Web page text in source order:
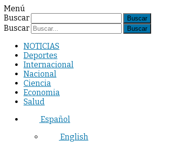
Menú
Buscar
Buscar
NOTICIAS
Deportes
Internacional
Nacional
Ciencia
Economia
Salud
Español
English